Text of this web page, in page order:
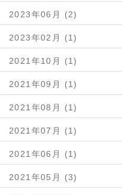
2023年06月 (2)
2023年02月 (1)
2021年10月 (1)
2021年09月 (1)
2021年08月 (1)
2021年07月 (1)
2021年06月 (1)
2021年05月 (3)